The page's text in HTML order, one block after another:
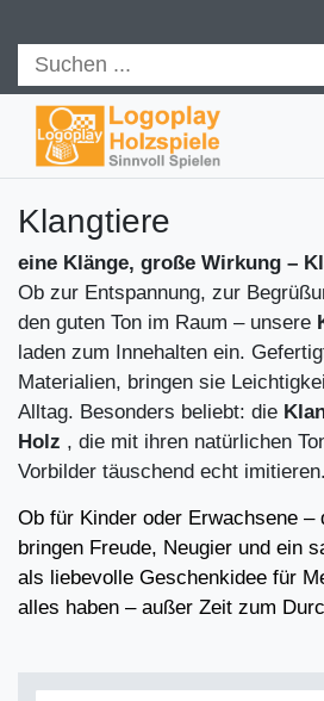
Klangtiere
eine Klänge, große Wirkung –
Ob zur Entspannung, zur
den guten Ton im Raum – unsere
laden zum Innehalten ein.
Materialien, bringen sie
Alltag. Besonders beliebt: die
Holz , die mit ihren natürlichen
Vorbilder täuschend echt imitieren.
Ob für Kinder oder Erwachsene –
bringen Freude, Neugier und ein
als liebevolle Geschenkidee für
alles haben – außer Zeit zum